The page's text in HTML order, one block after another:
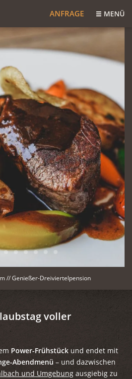
ANFRAGE MENÜ
//Genießer-Dreiviertelpension
voller
Power-Frühstück und endet mit
Abendmenü – und dazwischen
und Umgebung ausgiebig zu